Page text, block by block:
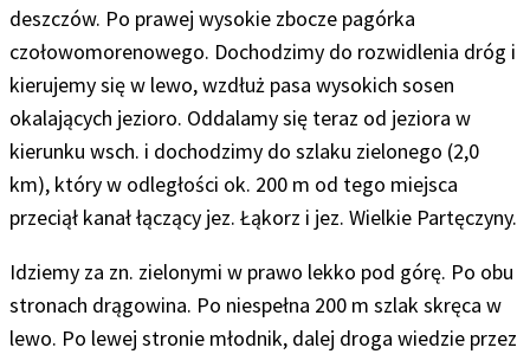
deszczów. Po prawej wysokie zbocze pagórka
czołowomorenowego. Dochodzimy do rozwidlenia dróg i
kierujemy się w lewo,wzdłuż pasa wysokich sosen
okalających jezioro. Oddalamy się teraz od jeziora w
kierunku wsch. i dochodzimy do szlaku zielonego (2,0
km), który w odległości ok. 200 m od tego miejsca
przeciął kanał łączący jez. Łąkorz i jez. Wielkie Partęczyny.
Idziemy za zn. zielonymi w prawo lekko pod górę. Po obu
stronach drągowina. Po niespełna 200 m szlak skręca w
lewo. Po lewej stronie młodnik, dalej droga wiedzie przez